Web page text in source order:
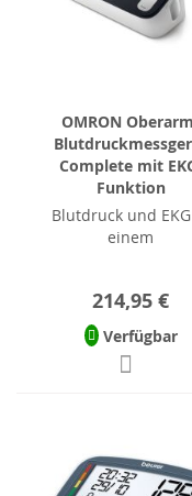
OMRON
Complete mit
Funktion
Blutdruck und
einem
214,95 €
Verfügbar